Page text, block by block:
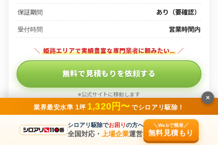
保証期間 あり（要確認）
受付時間 営業時間内
＼ 姫路エリアで実績豊富な専門業者に頼みたい… ／
無料で見積もりを依頼する
※公式サイトに移動します
姫路エリアで実績豊富な専門業者に頼みた
業界最安水準 1坪 1,320円〜 でシロアリ駆除！
シロアリ駆除でお困りの方へ
全国対応・ 上場企業運営
＼Webで簡単／
無料見積もり
×